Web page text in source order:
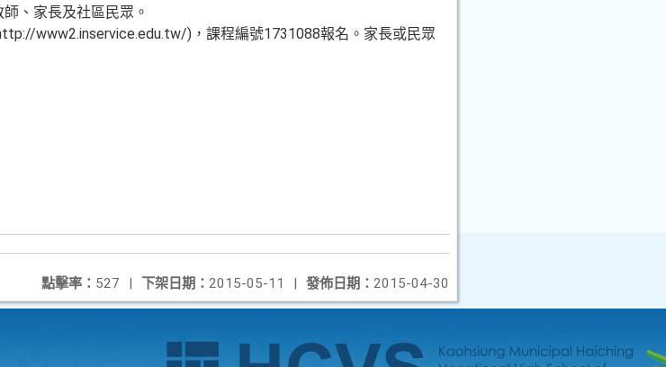
、家長及社區民眾。
www2.inservice.edu.tw/)，課程編號1731088報名。家長或民眾
發佈日期： 2015-04-30
下架日期： 2015-05-11 |
點擊率： 527 |